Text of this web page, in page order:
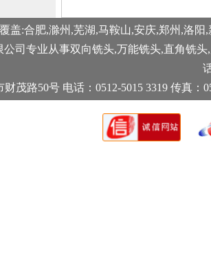
盖:合肥,滁州,芜湖,马鞍山,安庆,郑州,洛
公司专业从事双向铣头,万能铣头,直角铣头,
茂路50号 电话：0512-5015 3319 传真：